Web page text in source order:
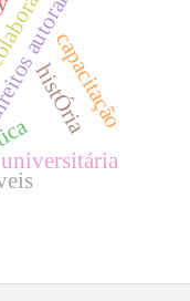
histÓria
capacitação